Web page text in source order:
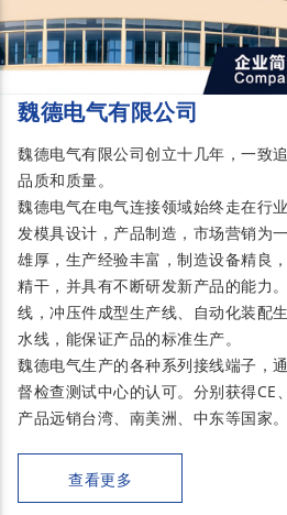
魏德电气有限公司
魏德电气有限公司创立十几年，一致
品质和质量。
魏德电气在电气连接领域始终走在行
发模具设计，产品制造，市场营销为
雄厚，生产经验丰富，制造设备精良
精干，并具有不断研发新产品的能力
线，冲压件成型生产线、自动化装配
水线，能保证产品的标准生产。
魏德电气生产的各种系列接线端子，
督检查测试中心的认可。分别获得CE
产品远销台湾、南美洲、中东等国家
查看更多